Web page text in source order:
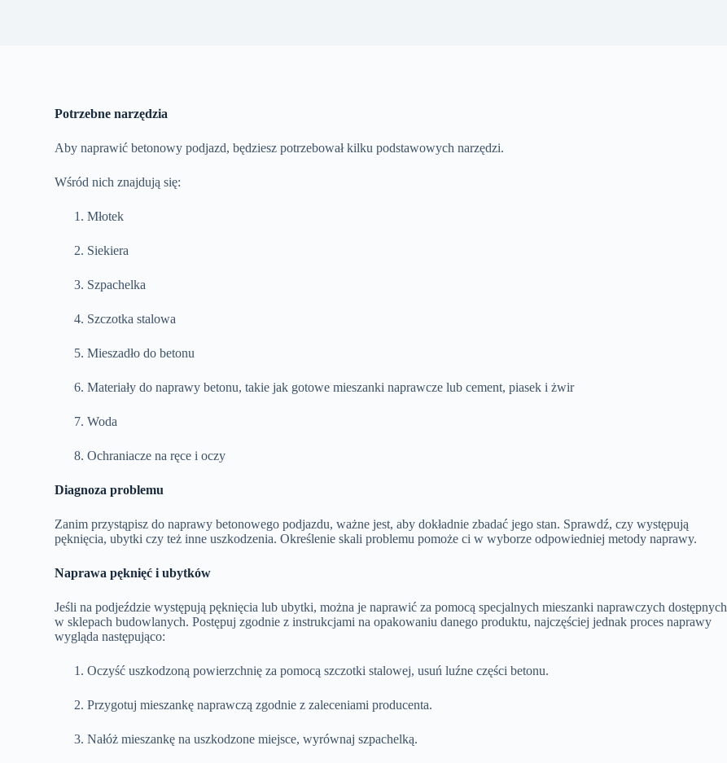
Potrzebne narzędzia
Aby naprawić betonowy podjazd, będziesz potrzebował kilku podstawowych narzędzi.
Wśród nich znajdują się:
Młotek
Siekiera
Szpachelka
Szczotka stalowa
Mieszadło do betonu
Materiały do naprawy betonu, takie jak gotowe mieszanki naprawcze lub cement, piasek i żwir
Woda
Ochraniacze na ręce i oczy
Diagnoza problemu
Zanim przystąpisz do naprawy betonowego podjazdu, ważne jest, aby dokładnie zbadać jego stan. Sprawdź, czy występują
pęknięcia, ubytki czy też inne uszkodzenia. Określenie skali problemu pomoże ci w wyborze odpowiedniej metody naprawy.
Naprawa pęknięć i ubytków
Jeśli na podjeździe występują pęknięcia lub ubytki, można je naprawić za pomocą specjalnych mieszanki naprawczych dostępnych
w sklepach budowlanych. Postępuj zgodnie z instrukcjami na opakowaniu danego produktu, najczęściej jednak proces naprawy
wygląda następująco:
Oczyść uszkodzoną powierzchnię za pomocą szczotki stalowej, usuń luźne części betonu.
Przygotuj mieszankę naprawczą zgodnie z zaleceniami producenta.
Nałóż mieszankę na uszkodzone miejsce, wyrównaj szpachelką.